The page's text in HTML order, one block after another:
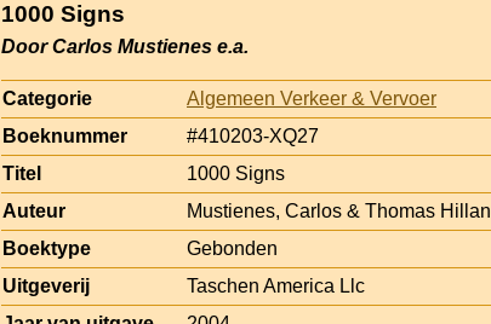
1000 Signs
Door Carlos Mustienes e.a.
Categorie
Algemeen Verkeer & Vervoer
Boeknummer
#410203-XQ27
Titel
1000 Signs
Auteur
Mustienes, Carlos & Thomas
Boektype
Gebonden
Uitgeverij
Taschen America Llc